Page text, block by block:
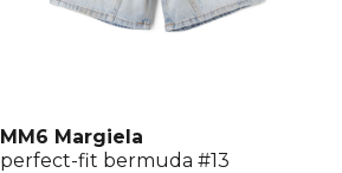
MM6 Margiela
perfect-fit bermuda #13